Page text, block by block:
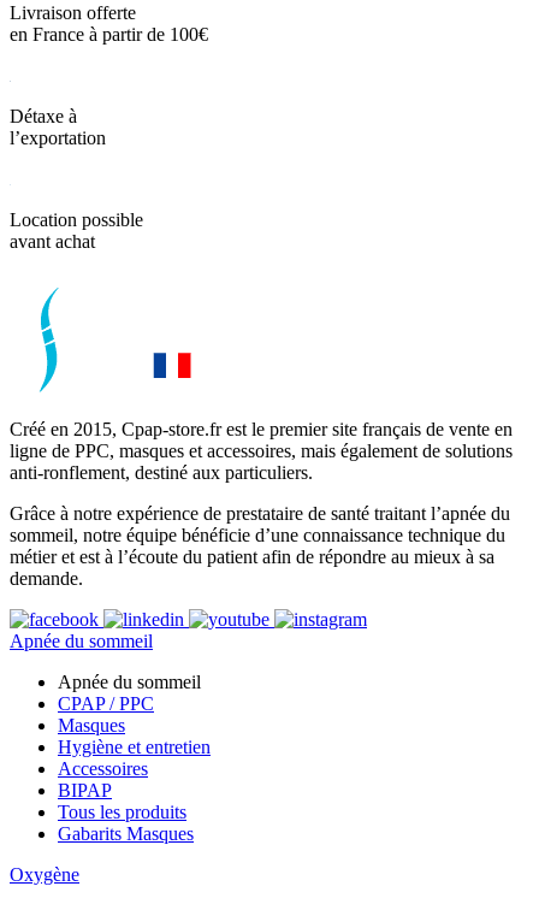
Livraison offerte
en France à partir de 100€
Détaxe à
l’exportation
Location possible
avant achat
Créé en 2015, Cpap-store.fr est le premier site français de vente en
ligne de PPC, masques et accessoires, mais également de solutions
anti-ronflement, destiné aux particuliers.
Grâce à notre expérience de prestataire de santé traitant l’apnée du
sommeil, notre équipe bénéficie d’une connaissance technique du
métier et est à l’écoute du patient afin de répondre au mieux à sa
demande.
Apnée du sommeil
Apnée du sommeil
CPAP / PPC
Masques
Hygiène et entretien
Accessoires
BIPAP
Tous les produits
Gabarits Masques
Oxygène